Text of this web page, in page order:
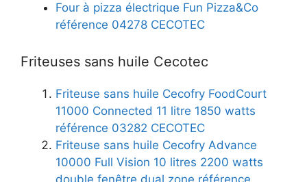
Four à pizza électrique Fun Pizza&Co
référence 04278 CECOTEC
Friteuses sans huile Cecotec
Friteuse sans huile Cecofry FoodCourt
11000 Connected 11 litre 1850 watts
référence 03282 CECOTEC
Friteuse sans huile Cecofry Advance
10000 Full Vision 10 litres 2200 watts
double fenêtre dual zone référence